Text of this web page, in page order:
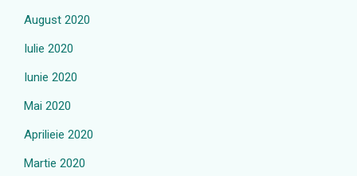
August 2020
Iulie 2020
Iunie 2020
Mai 2020
Aprilieie 2020
Martie 2020